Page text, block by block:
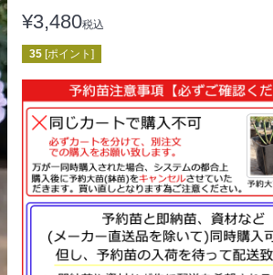
¥3,480税込
35 [ポイント]